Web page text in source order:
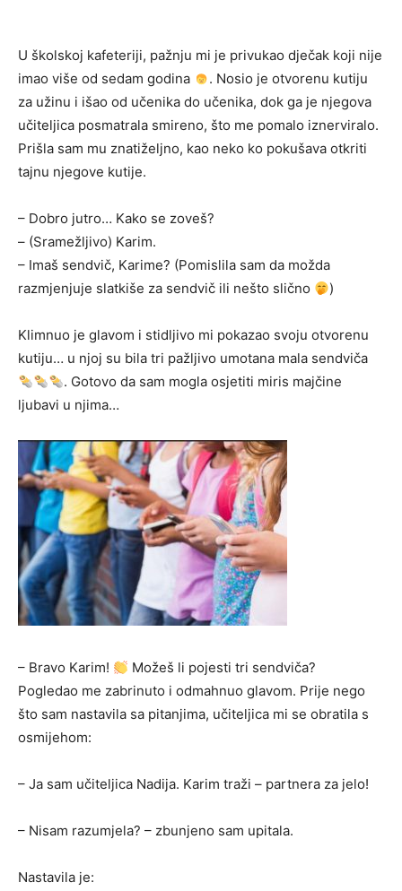
U školskoj kafeteriji, pažnju mi je privukao dječak koji nije
imao više od sedam godina
. Nosio je otvorenu kutiju
za užinu i išao od učenika do učenika, dok ga je njegova
učiteljica posmatrala smireno, što me pomalo iznerviralo.
Prišla sam mu znatiželjno, kao neko ko pokušava otkriti
tajnu njegove kutije.
– Dobro jutro… Kako se zoveš?
– (Sramežljivo) Karim.
– Imaš sendvič, Karime? (Pomislila sam da možda
razmjenjuje slatkiše za sendvič ili nešto slično
)
Klimnuo je glavom i stidljivo mi pokazao svoju otvorenu
kutiju… u njoj su bila tri pažljivo umotana mala sendviča
. Gotovo da sam mogla osjetiti miris majčine
ljubavi u njima…
– Bravo Karim!
Možeš li pojesti tri sendviča?
Pogledao me zabrinuto i odmahnuo glavom. Prije nego
što sam nastavila sa pitanjima, učiteljica mi se obratila s
osmijehom:
– Ja sam učiteljica Nadija. Karim traži – partnera za jelo!
– Nisam razumjela? – zbunjeno sam upitala.
Nastavila je: